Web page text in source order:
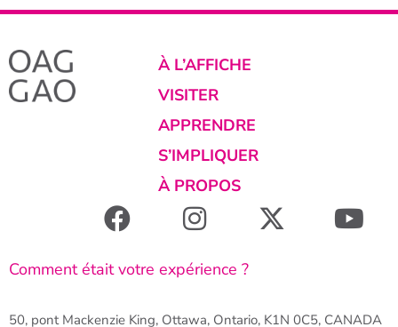
À L’AFFICHE
VISITER
APPRENDRE
S’IMPLIQUER
À PROPOS
Comment était votre expérience ?
50, pont Mackenzie King, Ottawa, Ontario, K1N 0C5, CANADA